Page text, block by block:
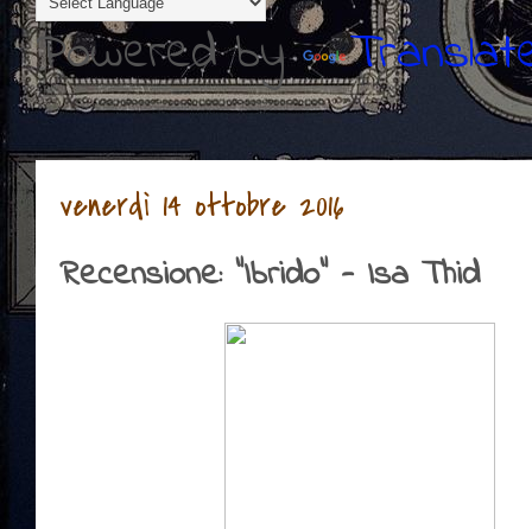
Powered by
venerdì 14 ottobre 2016
Recensione: "Ibrido" - Isa Thid